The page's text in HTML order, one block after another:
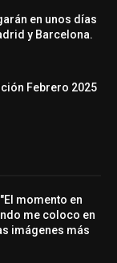
en unos días
y Barcelona.
Febrero 2025
momento en
me coloco en
imágenes más